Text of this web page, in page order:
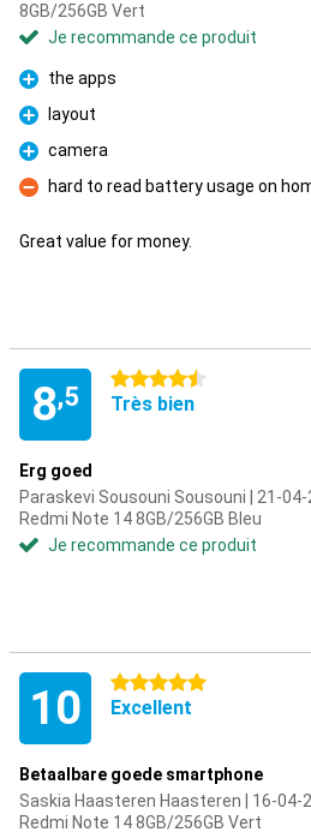
8GB/256GB Vert
Je recommande ce produit
Pour
the apps
Pour
layout
Pour
camera
Contre
hard to read battery usage on
Great value for money.
8,5
4.5 étoiles
Très bien
Erg goed
Paraskevi Sousouni Sousouni | 21-
Redmi Note 14 8GB/256GB Bleu
Je recommande ce produit
10 5 étoiles
Excellent
Betaalbare goede smartphone
Saskia Haasteren Haasteren | 16-04-
Redmi Note 14 8GB/256GB Vert